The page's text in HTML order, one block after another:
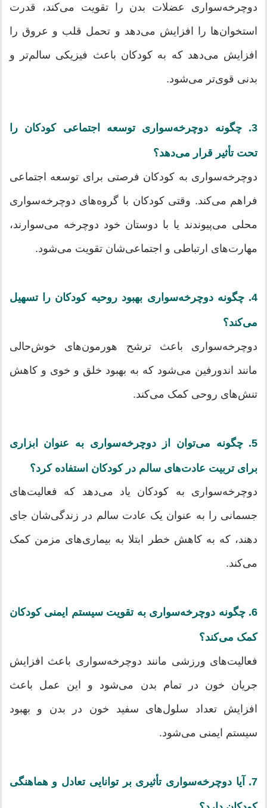
دوچرخه‌سواری عضلات بدن را تقویت می‌کند، قدرت
استخوان‌ها را افزایش می‌دهد و تحمل قلب و عروق را
افزایش می‌دهد که به کودکان باعث فیزیکی سالم‌تر و
بدنی قوی‌تر می‌شود.
3. چگونه دوچرخه‌سواری توسعه اجتماعی کودکان را
تحت تأثیر قرار می‌دهد؟
دوچرخه‌سواری به کودکان فرصتی برای توسعه اجتماعی
فراهم می‌کند. وقتی کودکان با گروه‌های دوچرخه‌سواری
محلی می‌پیوندند یا با دوستان خود دوچرخه می‌سوارند،
مهارت‌های ارتباطی و اجتماعی‌شان تقویت می‌شود.
4. چگونه دوچرخه‌سواری بهبود روحیه کودکان را تسهیل
می‌کند؟
دوچرخه‌سواری باعث ترشح هورمون‌های خوش‌حالی
مانند اندورفین می‌شود که به بهبود خلق و خوی و کاهش
تنش‌های روحی کمک می‌کند.
5. چگونه می‌توان از دوچرخه‌سواری به عنوان ابزاری
برای تربیت عادت‌های سالم در کودکان استفاده کرد؟
دوچرخه‌سواری به کودکان یاد می‌دهد که فعالیت‌های
جسمانی را به عنوان یک عادت سالم در زندگی‌شان جای
دهند، که به کاهش خطر ابتلا به بیماری‌های مزمن کمک
می‌کند.
6. چگونه دوچرخه‌سواری به تقویت سیستم ایمنی کودکان
کمک می‌کند؟
فعالیت‌های ورزشی مانند دوچرخه‌سواری باعث افزایش
جریان خون در تمام بدن می‌شود و این عمل باعث
افزایش تعداد سلول‌های سفید خون در بدن و بهبود
سیستم ایمنی می‌شود.
7. آیا دوچرخه‌سواری تأثیری بر توانایی تعادل و هماهنگی